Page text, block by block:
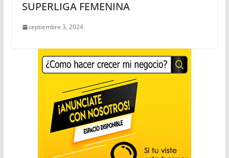
SUPERLIGA FEMENINA
septiembre 3, 2024